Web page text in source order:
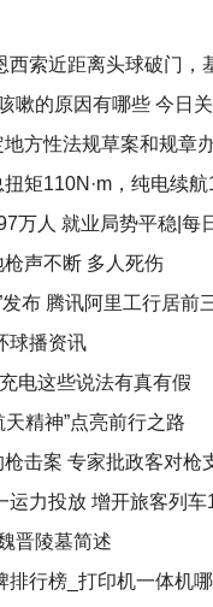
西索近距离头球破门，
嗽的原因有哪些 今日
方性法规草案和规章
矩110N·m，纯电续
万人 就业局势平稳|每
声不断 多人死伤
布 腾讯阿里工行居前
球播资讯
电这些说法有真有假
精神”点亮前行之路
击案 专家批政客对枪
力投放 增开旅客列车
晋陵墓简述
排行榜_打印机一体机